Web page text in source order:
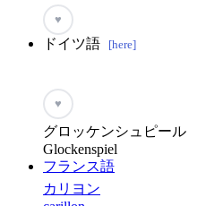
♥
ドイツ語 [here]
♥
グロッケンシュピール
Glockenspiel
フランス語
カリヨン